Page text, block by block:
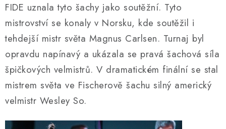
FIDE uznala tyto šachy jako soutěžní. Tyto
mistrovství se konaly v Norsku, kde soutěžil i
tehdejší mistr světa Magnus Carlsen. Turnaj byl
opravdu napínavý a ukázala se pravá šachová síla
špičkových velmistrů. V dramatickém finální se stal
mistrem světa ve Fischerově šachu silný americký
velmistr Wesley So.